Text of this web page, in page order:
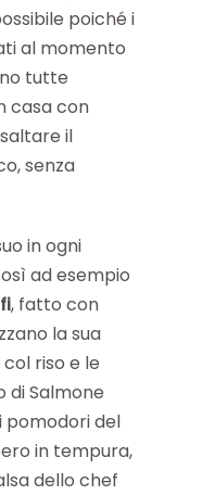
poiché i
al momento
tutte
casa con
il
senza
in ogni
ad esempio
, fatto con
la sua
riso e le
di Salmone
del
in tempura,
dello chef